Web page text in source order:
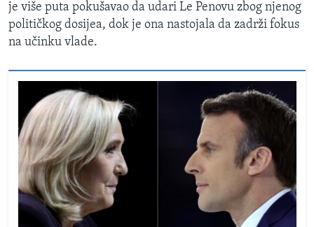
je više puta pokušavao da udari Le Penovu zbog njenog
političkog dosijea, dok je ona nastojala da zadrži fokus
na učinku vlade.